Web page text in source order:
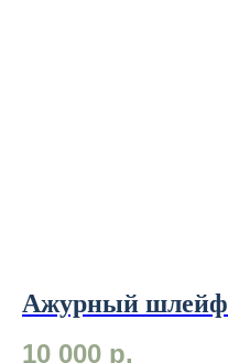
Ажурный шлейф
10 000 р.